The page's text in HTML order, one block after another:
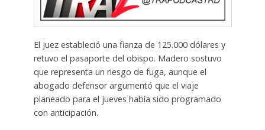
El juez estableció una fianza de 125.000 dólares y
retuvo el pasaporte del obispo. Madero sostuvo
que representa un riesgo de fuga, aunque el
abogado defensor argumentó que el viaje
planeado para el jueves había sido programado
con anticipación.